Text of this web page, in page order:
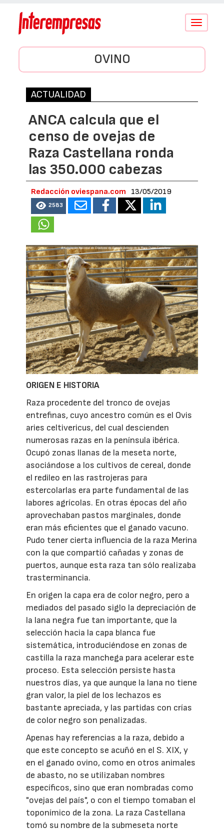
Conmutar
OVINO
ACTUALIDAD
ANCA calcula que el
censo de ovejas de
Raza Castellana ronda
las 350.000 cabezas
Redacción oviespana.com 13/05/2019
2583
ORIGEN E HISTORIA
Raza procedente del tronco de ovejas
entrefinas, cuyo ancestro común es el Ovis
aries celtivericus, del cual descienden
numerosas razas en la península ibérica.
Ocupó zonas llanas de la meseta norte,
asociándose a los cultivos de cereal, donde
el redileo en las rastrojeras para
estercolarlas era parte fundamental de las
labores agrícolas. En otras épocas del año
aprovechaban pastos marginales, donde
eran más eficientes que el ganado vacuno.
Pudo tener cierta influencia de la raza Merina
con la que compartió cañadas y zonas de
puertos, aunque esta raza tan sólo realizaba
trasterminancia.
En origen la capa era de color negro, pero a
mediados del pasado siglo la depreciación de
la lana negra fue tan importante, que la
selección hacia la capa blanca fue
sistemática, introduciéndose en zonas de
castilla la raza manchega para acelerar este
proceso. Esta selección persiste hasta
nuestros días, ya que aunque la lana no tiene
gran valor, la piel de los lechazos es
bastante apreciada, y las partidas con crías
de color negro son penalizadas.
Apenas hay referencias a la raza, debido a
que este concepto se acuñó en el S. XIX, y
en el ganado ovino, como en otros animales
de abasto, no se utilizaban nombres
específicos, sino que eran nombradas como
"ovejas del país", o con el tiempo tomaban el
toponímico de la zona. La raza Castellana
tomó su nombre de la submeseta norte